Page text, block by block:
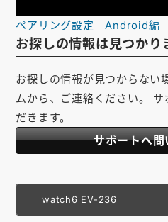
ペアリング設定 Android編
お探しの情報は見つかり
お探しの情報が見つからない
ムから、ご連絡ください。
だきます。
サポートへ
watch6 EV-236